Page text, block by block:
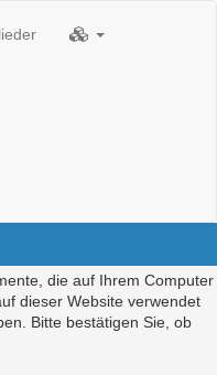
die auf Ihrem Computer
dieser Website verwendet
Bitte bestätigen Sie, ob